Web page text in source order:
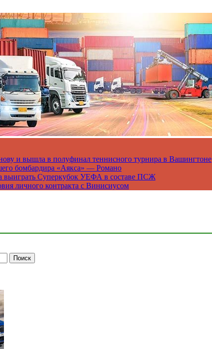
и вышла в полуфинал теннисного турнира в Вашингтоне
бомбардира «Аякса» — Романо
Суперкубок УЕФА в составе ПСЖ
личного контракта с Винисиусом